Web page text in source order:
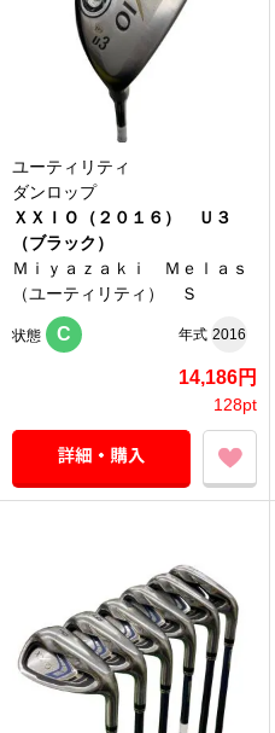
ユーティリティ
ダンロップ
ＸＸＩＯ（２０１６） Ｕ３
（ブラック）
Ｍｉｙａｚａｋｉ Ｍｅｌａｓ
（ユーティリティ） Ｓ
状態 C 年式 2016
14,186円
128pt